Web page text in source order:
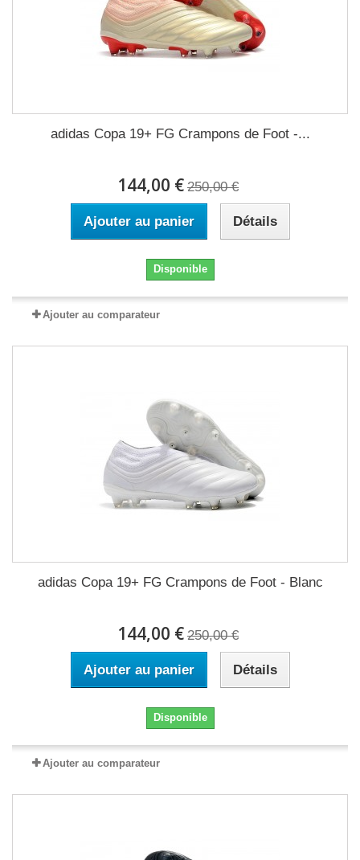
adidas Copa 19+ FG Crampons de Foot -...
144,00 € 250,00 €
Ajouter au panier Détails
Disponible
Ajouter au comparateur
adidas Copa 19+ FG Crampons de Foot - Blanc
144,00 € 250,00 €
Ajouter au panier Détails
Disponible
Ajouter au comparateur